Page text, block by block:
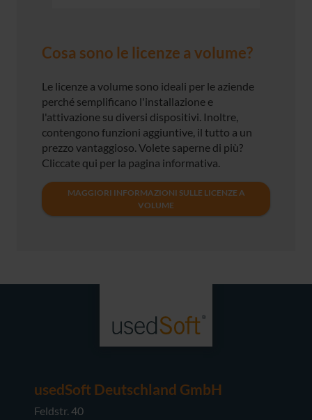
Cosa sono le licenze a volume?
Le licenze a volume sono ideali per le aziende
perché semplificano l'installazione e
l'attivazione su diversi dispositivi. Inoltre,
contengono funzioni aggiuntive, il tutto a un
prezzo vantaggioso. Volete saperne di più?
Cliccate qui per la pagina informativa.
MAGGIORI INFORMAZIONI SULLE LICENZE A
VOLUME
usedSoft Deutschland GmbH
Feldstr. 40